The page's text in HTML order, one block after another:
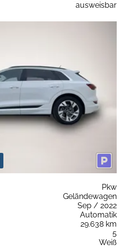
ausweisbar
Pkw
Geländewagen
Sep / 2022
Automatik
29.638 km
5
Weiß